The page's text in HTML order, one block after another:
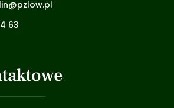
63